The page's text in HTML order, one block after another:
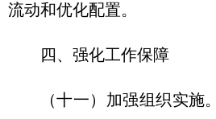
流动和优化配置。
四、强化工作保障
（十一）加强组织实施